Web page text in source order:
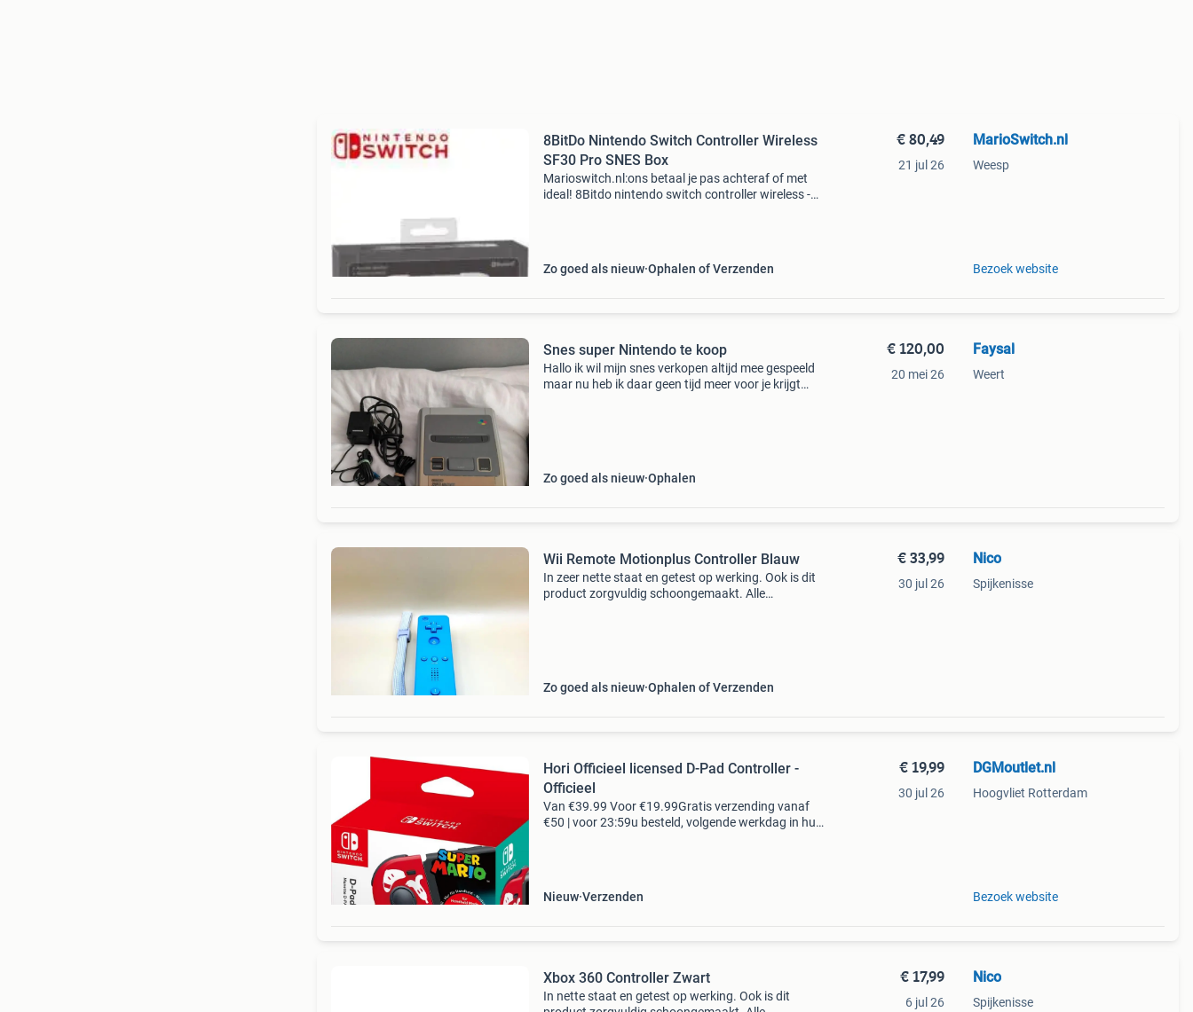
8BitDo Nintendo Switch Controller Wireless
SF30 Pro SNES Box
Marioswitch.nl:ons betaal je pas achteraf of met
ideal! 8Bitdo nintendo switch controller wireless -
Zo goed als nieuw Ophalen of Verzenden
€ 80,49
21 jul 26
MarioSwitch.nl
Weesp
Bezoek website
Snes super Nintendo te koop
Hallo ik wil mijn snes verkopen altijd mee gespeeld
maar nu heb ik daar geen tijd meer voor je krijgt
Zo goed als nieuw Ophalen
€ 120,00
20 mei 26
Faysal
Weert
Wii Remote Motionplus Controller Blauw
In zeer nette staat en getest op werking. Ook is dit
product zorgvuldig schoongemaakt. Alle
Zo goed als nieuw Ophalen of Verzenden
€ 33,99
30 jul 26
Nico
Spijkenisse
Hori Officieel licensed D-Pad Controller -
Officieel
Van €39.99 Voor €19.99Gratis verzending vanaf
€50 | voor 23:59u besteld, volgende werkdag in huis
Nieuw Verzenden
€ 19,99
30 jul 26
DGMoutlet.nl
Hoogvliet Rotterdam
Bezoek website
Xbox 360 Controller Zwart
In nette staat en getest op werking. Ook is dit
€ 17,99
6 jul 26
Nico
Spijkenisse